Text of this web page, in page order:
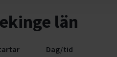
län
Dag/tid